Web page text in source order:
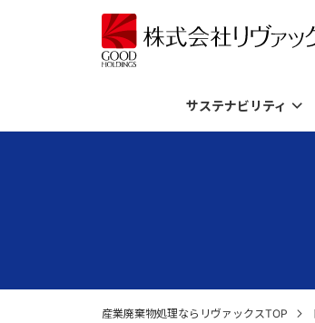
サステナビリティ
各種廃材の処理
ロゴマークについて
産業廃棄物処理ならリヴァックスTOP